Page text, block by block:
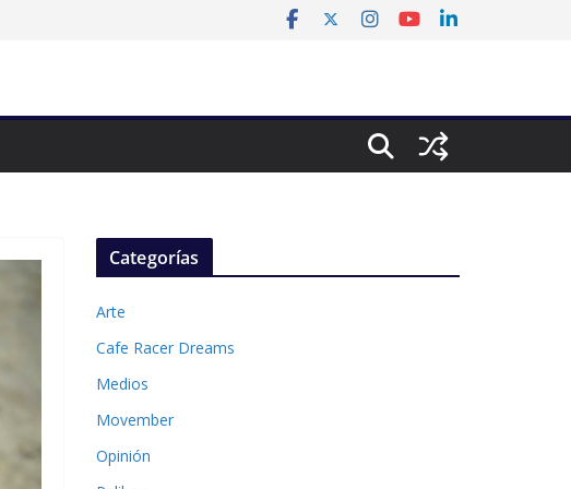
Categorías
Arte
Cafe Racer Dreams
Medios
Movember
Opinión